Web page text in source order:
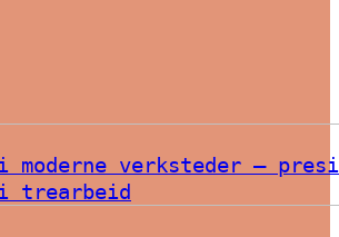
moderne verksteder –
trearbeid